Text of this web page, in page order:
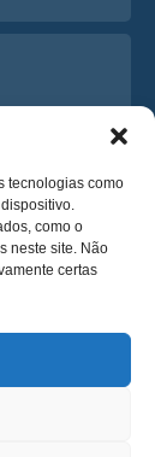
tecnologias como
como o
neste site. Não
certas